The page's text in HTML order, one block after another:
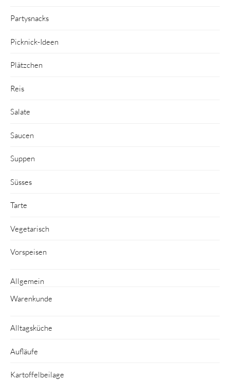
Partysnacks
Picknick-Ideen
Plätzchen
Reis
Salate
Saucen
Suppen
Süsses
Tarte
Vegetarisch
Vorspeisen
Allgemein
Warenkunde
Alltagsküche
Aufläufe
Kartoffelbeilage